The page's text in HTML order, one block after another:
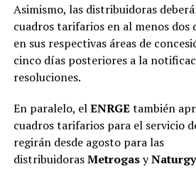
Asimismo, las distribuidoras
cuadros tarifarios en al menos dos
en sus respectivas áreas de
cinco días posteriores a la
resoluciones.
En paralelo, elENRGE también
cuadros tarifarios para el servicio
regirán desde agosto para las
distribuidorasMetrogasy